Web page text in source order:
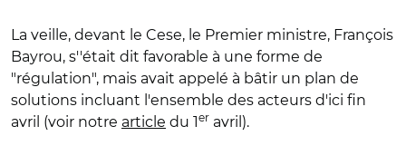
La veille, devant le Cese, le Premier ministre, François
Bayrou, s''était dit favorable à une forme de
"régulation", mais avait appelé à bâtir un plan de
solutions incluant l'ensemble des acteurs d'ici fin
avril (voir notre article du 1er avril).